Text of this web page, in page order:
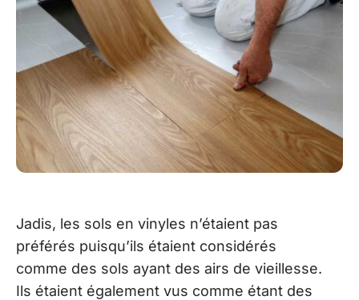
Jadis, les sols en vinyles n’étaient pas
préférés puisqu’ils étaient considérés
comme des sols ayant des airs de vieillesse.
Ils étaient également vus comme étant des